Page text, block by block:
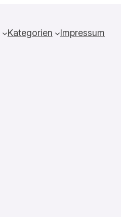
Kategorien Impressum